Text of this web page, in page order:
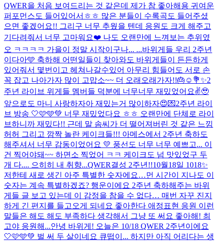
QWER을 처음 보여드리는 것 같은데 제가 참 좋아해용 귀여운
퍼포먼스도 들어있어서ㅎㅎ 많은 분들이 수록곡도 들어주셨
으면 좋겠어요!! 그리구 너무 추웠을 텐데 응원도 크게 해주고
기다려줘서 너무 고마워요❤️ 나도 오랜만에 느껴보는 추위였
오 ㅋㅋㅋㅋ 가을이 정말 시작이구나... ...바위게들 우리 2주년
이다아🩵 축하해 어떤일들이 찾아와도 바위게들이 든든하게
있어줘서 몇번이고 헤쳐나갈수있어 아무리 힘들어도 서로 손
꼭 잡고 나아가자 많이 고맙소~~ 더 오래오래가자!!🎂☺️💐✨2
주년 라이브 위게들 멤버들 덕분에 너무너무 재밌었어요✌️🥹
앞으로도 마니 사랑하자아 재밌는거 많이하자😍💌2주년 라이
브 방송 🤍🩷🩵💚 너무 재밌었다요 ㅎㅎ 오랜만에 단체로 라이
브하니까 재밌다!! 근데 말 솜씨가 더 떨어져버린 것 같은 느낌
허허 그리고 깜짝 놀란 케이크들!!! 아메스에서 2주년 축하도
해주셔서 너무 감동이었어요 💛 풍선도 너무 너무 예쁘고... 이
건 찍어야돼~~ 하면소 찍었어 ㅋㅋ 케이크도 넘 맛있었구 두
개 다.... 으히히 내 취향...QWER결성 2주년!!10월18일 1018✨
저한테 새로 생긴 아주 특별한 숫자에요…먼 시간이 지나도 이
숫자는 계속 특별하겠죠? 행운이에요 2주년 축하해주는 바위
게들 글 보고 있는데 이 감정을 참을 수 없다… 매번 자꾸 진지
하게 긴 편지를 들고오게 되네요 좋아한다 애정표현 응원 이런
말들은 해도 해도 부족하다 생각해서 그냥 또 써요 좋아해! 최
고야 응원해...안녕 바위게! 오늘은 10/18 QWER 2주년이에요
🤍🩷🩵💚 벌 써 두 살이네요 큐떱이... 하지만 아직 어리다는 생